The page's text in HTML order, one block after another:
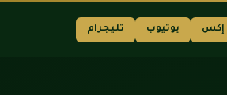
إكس يوتيوب تليجرام